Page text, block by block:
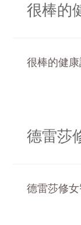
很棒的
很棒的健
德雷莎
德雷莎修